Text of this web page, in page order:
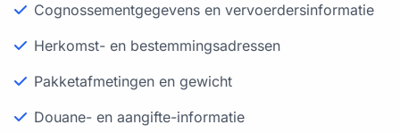
Cognossementgegevens en vervoerdersinformatie
Herkomst- en bestemmingsadressen
Pakketafmetingen en gewicht
Douane- en aangifte-informatie